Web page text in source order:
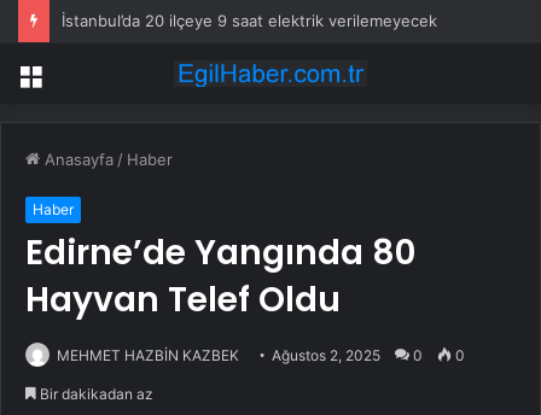
İstanbul’da 20 ilçeye 9 saat elektrik verilemeyecek
Menü
Anasayfa / Haber
Haber
Edirne’de Yangında 80
Hayvan Telef Oldu
MEHMET HAZBİN KAZBEK Ağustos 2, 2025 0 0
Bir dakikadan az